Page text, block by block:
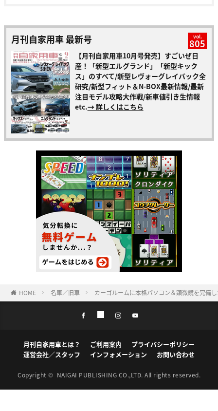
月刊自家用車 最新号 vol.
805
【月刊自家用車10月号発売】すごいぜ日
産！「新型エルグランド」「新型キック
ス」のすべて/新型レヴォーグレイバック全
研究/新型フィット＆N-BOX最新情報/最新
注目モデル攻略大作戦/新車値引き生情報
etc.→ 詳しくはこちら
HOME 名車／旧車 カーゴルームに本格パソコン＆顕微鏡を完備
月刊自家用車とは？ ご利用案内
プライバシーポリシー
運営会社／スタッフ
インフォメーション お問い合わせ
Copyright © NAIGAI PUBLISHING CO.,LTD. All rights reserved.